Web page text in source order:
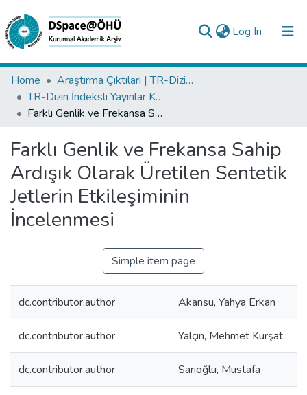
Log In (current)
Collections
All of DSpace
Analyze
Request/Question
Home
Araştırma Çıktıları | TR-Dizin | WoS | Scopus | PubMed
TR-Dizin İndeksli Yayınlar Koleksiyonu
Farklı Genlik ve Frekansa Sahip Ardışık Olarak Üretilen Sentetik Jetlerin Etkileşiminin İncelenmesi
Farklı Genlik ve Frekansa Sahip
Ardışık Olarak Üretilen Sentetik
Jetlerin Etkileşiminin
İncelenmesi
Simple item page
dc.contributor.author Akansu, Yahya Erkan
dc.contributor.author Yalçın, Mehmet Kürşat
dc.contributor.author Sarıoğlu, Mustafa